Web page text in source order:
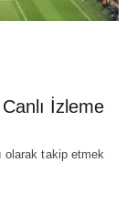
İzleme
olarak takip etmek